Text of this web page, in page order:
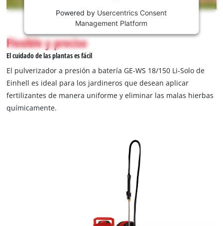
is
permitted
to
load
to
trackers
that
are
Powered by Usercentrics Consent
Management Platform
Flexible y preciso
El cuidado de las plantas es fácil
El pulverizador a presión a batería GE-WS 18/150 Li-Solo de
Einhell es ideal para los jardineros que desean aplicar
fertilizantes de manera uniforme y eliminar las malas hierbas
químicamente.